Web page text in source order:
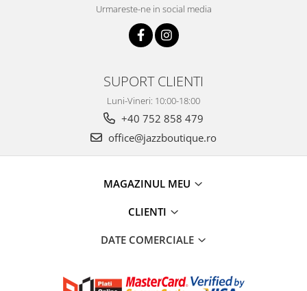
Urmareste-ne in social media
SUPORT CLIENTI
Luni-Vineri: 10:00-18:00
+40 752 858 479
office@jazzboutique.ro
MAGAZINUL MEU
CLIENTI
DATE COMERCIALE